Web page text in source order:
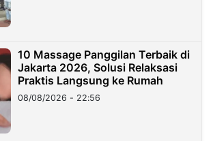
10 Massage Panggilan Terbaik di
Jakarta 2026, Solusi Relaksasi
Praktis Langsung ke Rumah
08/08/2026 - 22:56